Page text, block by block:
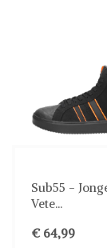
Sub55 -
Vete...
€ 64,99